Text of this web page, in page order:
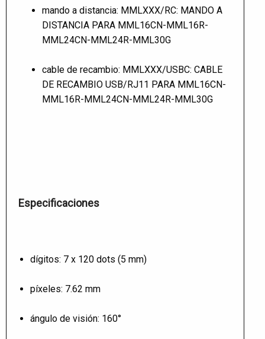
mando a distancia: MMLXXX/RC: MANDO A
DISTANCIA PARA MML16CN-MML16R-
MML24CN-MML24R-MML30G
cable de recambio: MMLXXX/USBC: CABLE
DE RECAMBIO USB/RJ11 PARA MML16CN-
MML16R-MML24CN-MML24R-MML30G
Especificaciones
dígitos: 7 x 120 dots (5 mm)
píxeles: 7.62 mm
ángulo de visión: 160°